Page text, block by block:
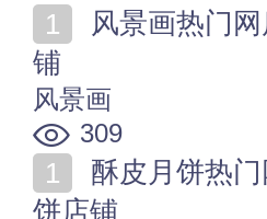
铺
风景画
309
饼店铺